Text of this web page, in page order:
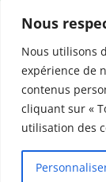
Nous
Nous utilisons
expérience de
contenus
cliquant sur «
utilisation des
Politique